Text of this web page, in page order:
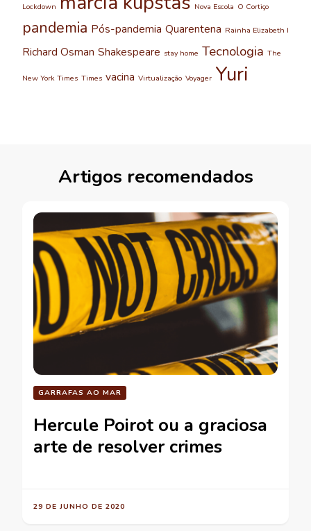
Lockdown Nova Escola O Cortiço
pandemia Pós-pandemia Quarentena Rainha Elizabeth I
Richard Osman Shakespeare stay home Tecnologia The
New York Times Times vacina Virtualização Voyager Yuri
Artigos recomendados
GARRAFAS AO MAR
Hercule Poirot ou a graciosa
arte de resolver crimes
29 DE JUNHO DE 2020